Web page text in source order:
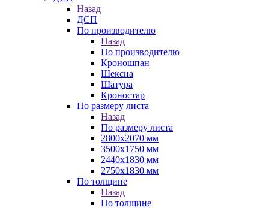
Назад
ДСП
По производителю
Назад
По производителю
Кроношпан
Шексна
Шатура
Кроностар
По размеру листа
Назад
По размеру листа
2800х2070 мм
3500х1750 мм
2440х1830 мм
2750х1830 мм
По толщине
Назад
По толщине